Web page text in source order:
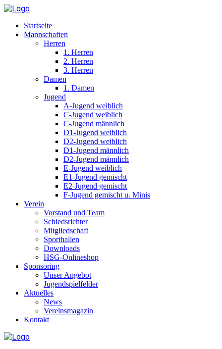
Startseite
Mannschaften
Herren
1. Herren
2. Herren
3. Herren
Damen
1. Damen
Jugend
A-Jugend weiblich
C-Jugend weiblich
C-Jugend männlich
D1-Jugend weiblich
D2-Jugend weiblich
D1-Jugend männlich
D2-Jugend männlich
E-Jugend weiblich
E1-Jugend gemischt
E2-Jugend gemischt
F-Jugend gemischt u. Minis
Verein
Vorstand und Team
Schiedsrichter
Mitgliedschaft
Sporthallen
Downloads
HSG-Onlineshop
Sponsoring
Unser Angebot
Jugendspielfelder
Aktuelles
News
Vereinsmagazin
Kontakt